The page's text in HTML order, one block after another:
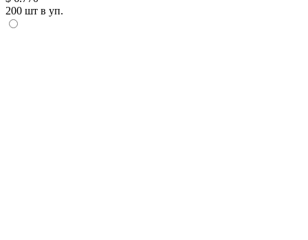
200 шт в уп.